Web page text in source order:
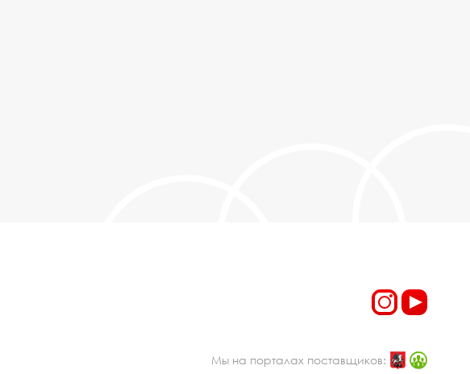
Мы на порталах поставщиков: